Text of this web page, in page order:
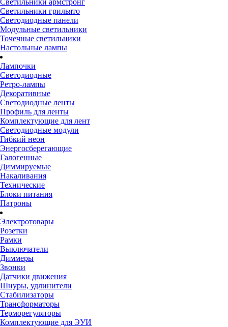
Светильники армстронг
Светильники грильято
Светодиодные панели
Модульные светильники
Точечные светильники
Настольные лампы
Лампочки
Светодиодные
Ретро-лампы
Декоративные
Светодиодные ленты
Профиль для ленты
Комплектующие для лент
Светодиодные модули
Гибкий неон
Энергосберегающие
Галогенные
Диммируемые
Накаливания
Технические
Блоки питания
Патроны
Электротовары
Розетки
Рамки
Выключатели
Диммеры
Звонки
Датчики движения
Шнуры, удлинители
Стабилизаторы
Трансформаторы
Терморегуляторы
Комплектующие для ЭУИ